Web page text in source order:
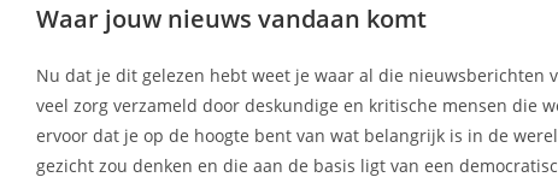
Waar jouw nieuws vandaan komt
Nu dat je dit gelezen hebt weet je waar al die nieuwsberichten
veel zorg verzameld door deskundige en kritische mensen die
ervoor dat je op de hoogte bent van wat belangrijk is in de
gezicht zou denken en die aan de basis ligt van een